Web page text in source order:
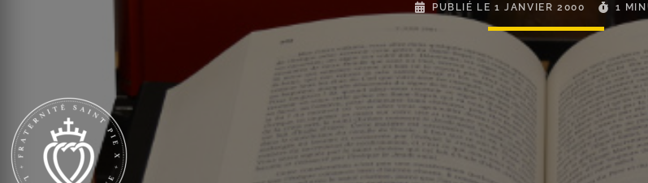
PUBLIÉ LE1 JANVIER 2000 1